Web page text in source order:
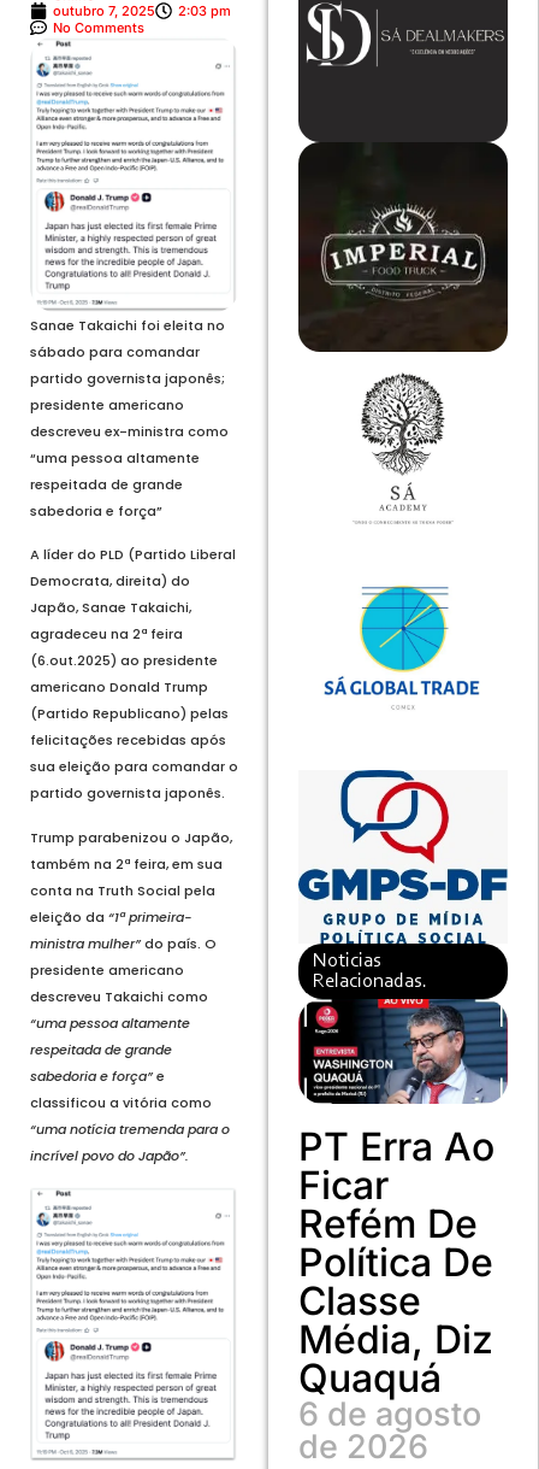
outubro 7, 2025
2:03 pm
No Comments
Sanae Takaichi foi eleita no
sábado para comandar
partido governista japonês;
presidente americano
descreveu ex-ministra como
“uma pessoa altamente
respeitada de grande
sabedoria e força”
A líder do PLD (Partido Liberal
Democrata, direita) do
Japão, Sanae Takaichi,
agradeceu na 2ª feira
(6.out.2025) ao presidente
americano Donald Trump
(Partido Republicano) pelas
felicitações recebidas após
sua eleição para comandar o
partido governista japonês.
Trump parabenizou o Japão,
também na 2ª feira, em sua
conta na Truth Social pela
eleição da “1ª primeira-
ministra mulher”do país. O
presidente americano
descreveu Takaichi como
“uma pessoa altamente
respeitada de grande
sabedoria e força”e
classificou a vitória como
“uma notícia tremenda para o
incrível povo do Japão”.
Noticias
Relacionadas.
PT Erra Ao
Ficar
Refém De
Política De
Classe
Média, Diz
Quaquá
6 de agosto
de 2026